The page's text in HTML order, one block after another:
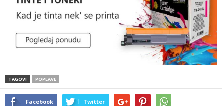
TAGOVI POPLAVE
Facebook Twitter